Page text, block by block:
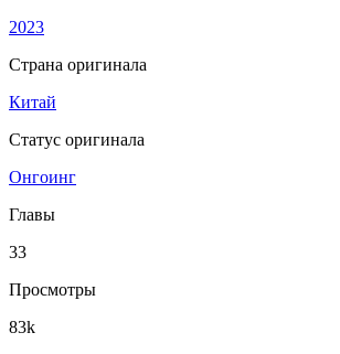
2023
Страна оригинала
Китай
Статус оригинала
Онгоинг
Главы
33
Просмотры
83k